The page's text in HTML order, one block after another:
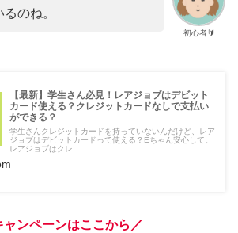
初心者🔰
のね。
【最新】学生さん必見！レアジョブはデビット
カード使える？クレジットカードなしで支払い
ができる？
学生さんクレジットカードを持っていないんだけど、レア
ジョブはデビットカードって使える？Eちゃん安心して。
レアジョブはクレ...
ャンペーンはここから／